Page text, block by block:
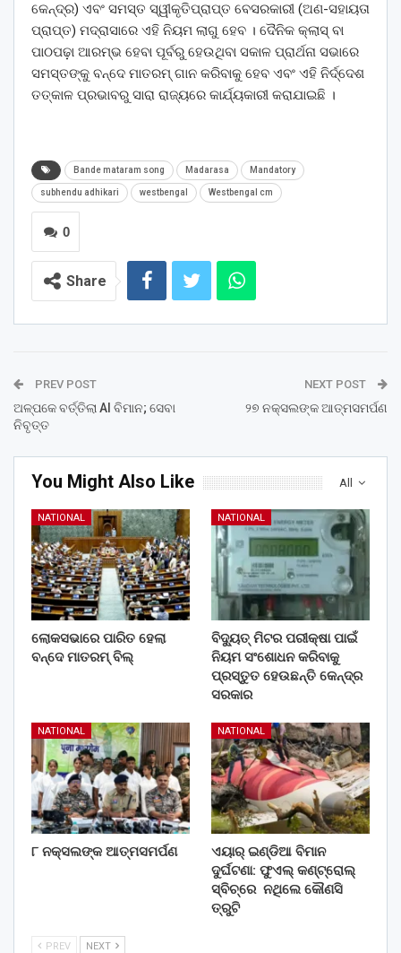
କେନ୍ଦ୍ର) ଏବଂ ସମସ୍ତ ସ୍ୱୀକୃତିପ୍ରାପ୍ତ ବେସରକାରୀ (ଅଣ-ସହାୟତା
ପ୍ରାପ୍ତ) ମଦ୍ରାସାରେ ଏହି ନିୟମ ଲାଗୁ ହେବ । ଦୈନିକ କ୍ଲାସ୍ ବା
ପାଠପଢ଼ା ଆରମ୍ଭ ହେବା ପୂର୍ବରୁ ହେଉଥିବା ସକାଳ ପ୍ରାର୍ଥନା ସଭାରେ
ସମସ୍ତଙ୍କୁ ବନ୍ଦେ ମାତରମ୍ ଗାନ କରିବାକୁ ହେବ ଏବଂ ଏହି ନିର୍ଦ୍ଦେଶ
ତତ୍କାଳ ପ୍ରଭାବରୁ ସାରା ରାଜ୍ୟରେ କାର୍ଯ୍ୟକାରୀ କରାଯାଇଛି ।
Bande mataram song Madarasa Mandatory
subhendu adhikari westbengal Westbengal cm
0
Share
PREV POST
ଅଳ୍ପକେ ବର୍ତ୍ତିଲା AI ବିମାନ; ସେବା
ନିବୃତ୍ତ
NEXT POST
୨୭ ନକ୍ସଲଙ୍କ ଆତ୍ମସମର୍ପଣ
All
You Might Also Like
NATIONAL
ଲୋକସଭାରେ ପାରିତ ହେଲା
ବନ୍ଦେ ମାତରମ୍‌ ବିଲ୍‌
NATIONAL
ବିଦ୍ୟୁତ୍ ମିଟର ପରୀକ୍ଷା ପାଇଁ
ନିୟମ ସଂଶୋଧନ କରିବାକୁ
ପ୍ରସ୍ତୁତ ହେଉଛନ୍ତି କେନ୍ଦ୍ର
ସରକାର
NATIONAL
୮ ନକ୍ସଲଙ୍କ ଆତ୍ମସମର୍ପଣ
NATIONAL
ଏୟାର୍ ଇଣ୍ଡିଆ ବିମାନ
ଦୁର୍ଘଟଣା: ଫୁଏଲ୍‌ କଣ୍ଟ୍ରୋଲ୍‌
ସ୍ବିଚ୍‌ରେ ନଥିଲେ କୌଣସି
ତ୍ରୁଟି
PREV NEXT